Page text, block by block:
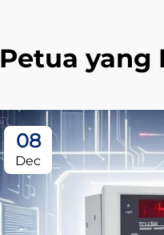
Petua yang
08
Dec